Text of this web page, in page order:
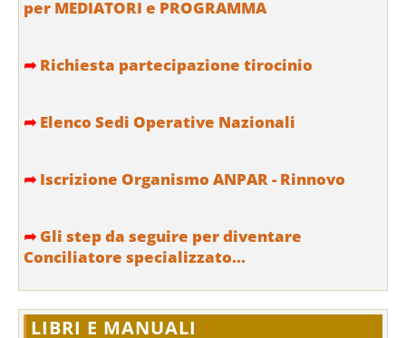
per MEDIATORI e PROGRAMMA
➦ Richiesta partecipazione tirocinio
➦ Elenco Sedi Operative Nazionali
➦ Iscrizione Organismo ANPAR - Rinnovo
➦ Gli step da seguire per diventare
Conciliatore specializzato...
LIBRI E MANUALI